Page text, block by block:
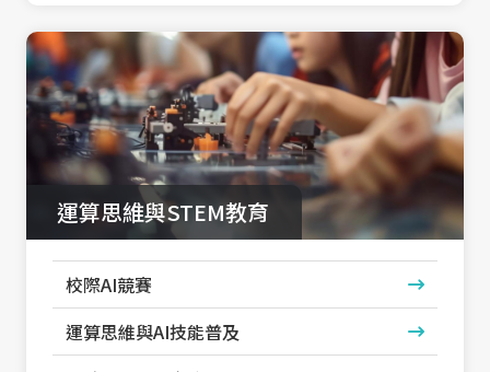
運算思維與STEM教育
校際AI競賽
運算思維與AI技能普及